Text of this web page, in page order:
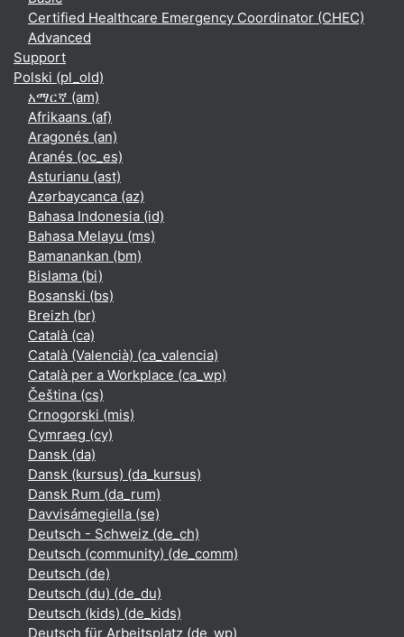
Certified Healthcare Emergency Coordinator (CHEC)
Advanced
Support
Polski ‎(pl_old)‎
አማርኛ ‎(am)‎
Afrikaans ‎(af)‎
Aragonés ‎(an)‎
Aranés ‎(oc_es)‎
Asturianu ‎(ast)‎
Azərbaycanca ‎(az)‎
Bahasa Indonesia ‎(id)‎
Bahasa Melayu ‎(ms)‎
Bamanankan ‎(bm)‎
Bislama ‎(bi)‎
Bosanski ‎(bs)‎
Breizh ‎(br)‎
Català ‎(ca)‎
Català (Valencià) ‎(ca_valencia)‎
Català per a Workplace ‎(ca_wp)‎
Čeština ‎(cs)‎
Crnogorski ‎(mis)‎
Cymraeg ‎(cy)‎
Dansk ‎(da)‎
Dansk (kursus) ‎(da_kursus)‎
Dansk Rum ‎(da_rum)‎
Davvisámegiella ‎(se)‎
Deutsch - Schweiz ‎(de_ch)‎
Deutsch (community) ‎(de_comm)‎
Deutsch ‎(de)‎
Deutsch (du) ‎(de_du)‎
Deutsch (kids) ‎(de_kids)‎
Deutsch für Arbeitsplatz ‎(de_wp)‎